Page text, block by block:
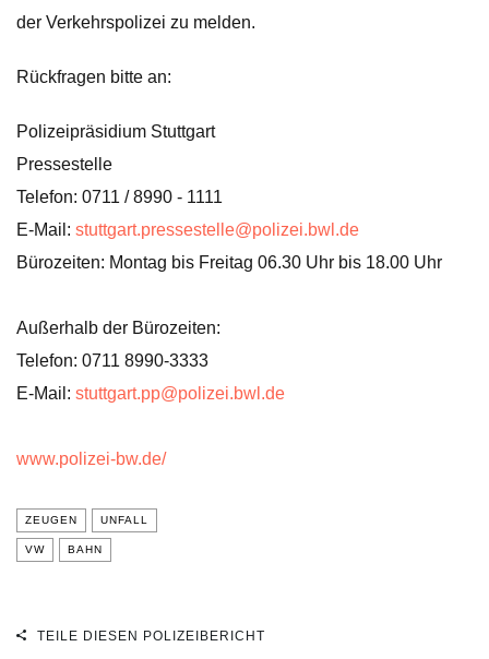
der Verkehrspolizei zu melden.
Rückfragen bitte an:
Polizeipräsidium Stuttgart
Pressestelle
Telefon: 0711 / 8990 - 1111
E-Mail: stuttgart.pressestelle@polizei.bwl.de
Bürozeiten: Montag bis Freitag 06.30 Uhr bis 18.00 Uhr
Außerhalb der Bürozeiten:
Telefon: 0711 8990-3333
E-Mail: stuttgart.pp@polizei.bwl.de
www.polizei-bw.de/
ZEUGEN UNFALL
VW BAHN
TEILE DIESEN POLIZEIBERICHT